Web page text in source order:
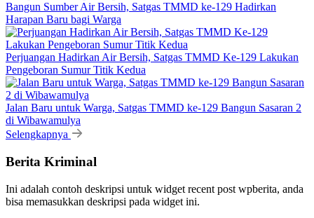
Bangun Sumber Air Bersih, Satgas TMMD ke-129 Hadirkan
Harapan Baru bagi Warga
Perjuangan Hadirkan Air Bersih, Satgas TMMD Ke-129 Lakukan
Pengeboran Sumur Titik Kedua
Jalan Baru untuk Warga, Satgas TMMD ke-129 Bangun Sasaran 2
di Wibawamulya
Selengkapnya
Berita Kriminal
Ini adalah contoh deskripsi untuk widget recent post wpberita, anda
bisa memasukkan deskripsi pada widget ini.